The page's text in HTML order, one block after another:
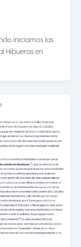
iniciamos las
Hibueras en